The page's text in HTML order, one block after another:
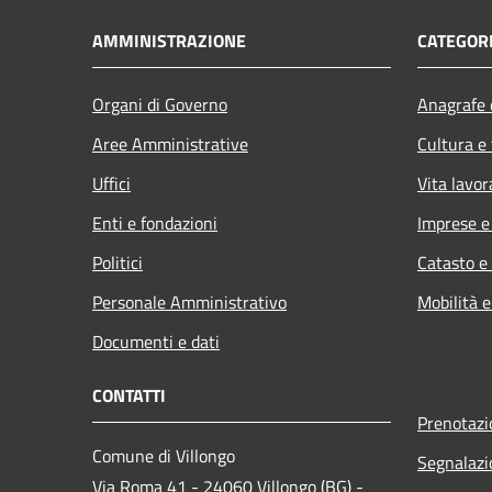
AMMINISTRAZIONE
Organi di Governo
Aree Amministrative
Uffici
Enti e fondazioni
Politici
Personale Amministrativo
Documenti e dati
Cultura
Vita
Imprese
Catasto
Mobilità
CONTATTI
Comune di Villongo
Via Roma 41 - 24060 Villongo (BG) -